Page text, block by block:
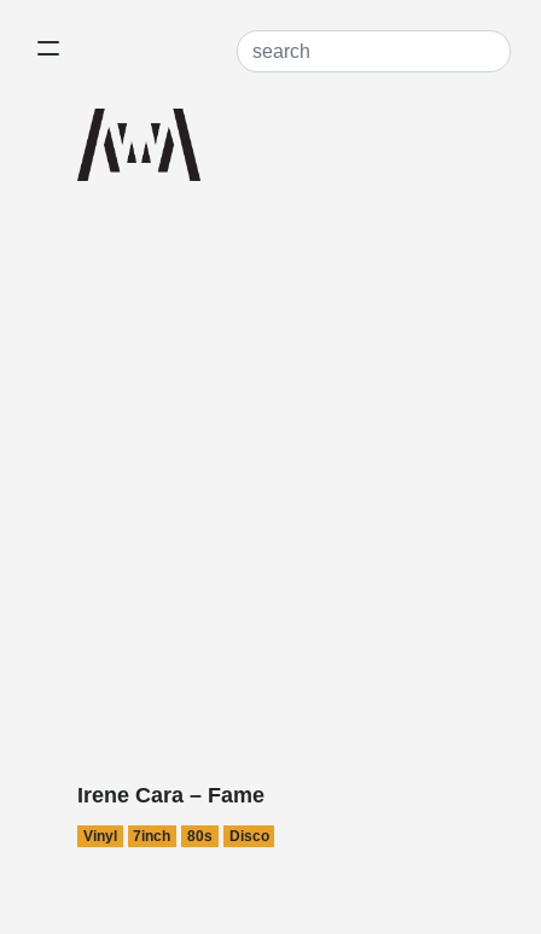
Irene Cara – Fame
Vinyl 7inch 80s Disco